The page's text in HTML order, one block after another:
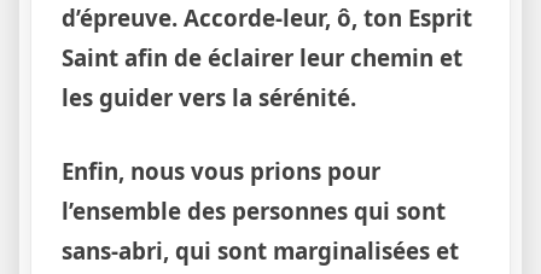
d’épreuve. Accorde-leur, ô, ton Esprit
Saint afin de éclairer leur chemin et
les guider vers la sérénité.
Enfin, nous vous prions pour
l’ensemble des personnes qui sont
sans-abri, qui sont marginalisées et